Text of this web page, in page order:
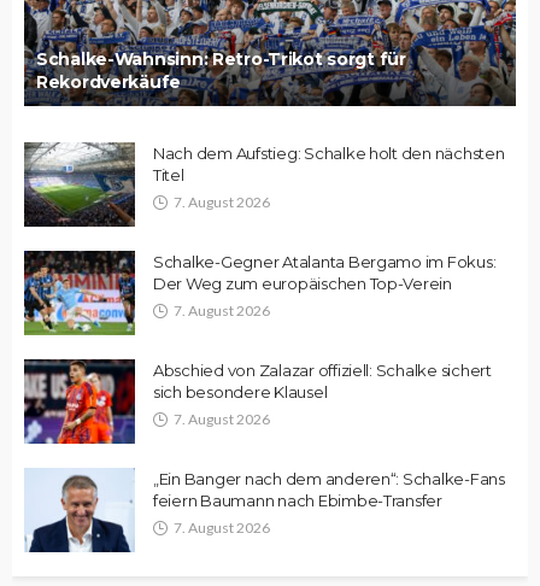
Schalke-Wahnsinn: Retro-Trikot sorgt für
Rekordverkäufe
Nach dem Aufstieg: Schalke holt den nächsten
Titel
7. August 2026
Schalke-Gegner Atalanta Bergamo im Fokus:
Der Weg zum europäischen Top-Verein
7. August 2026
Abschied von Zalazar offiziell: Schalke sichert
sich besondere Klausel
7. August 2026
„Ein Banger nach dem anderen“: Schalke-Fans
feiern Baumann nach Ebimbe-Transfer
7. August 2026